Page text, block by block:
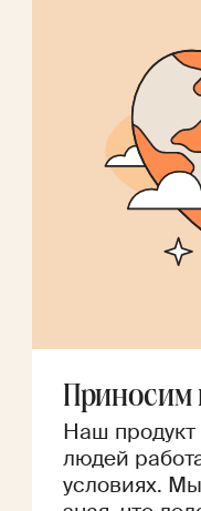
Приносим
Наш продукт
людей
условиях.